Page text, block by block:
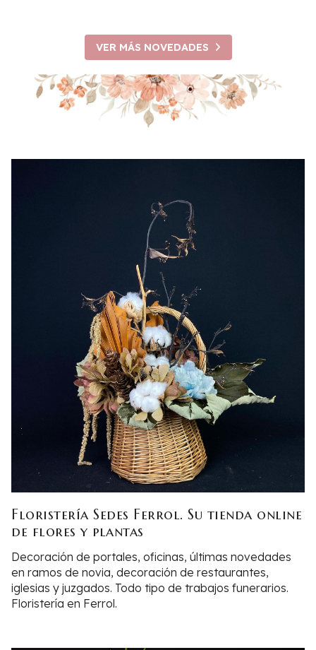
VER MÁS NOVEDADES
Floristería Sedes Ferrol. Su tienda online
de flores y plantas
Decoración de portales, oficinas, últimas novedades
en ramos de novia, decoración de restaurantes,
iglesias y juzgados. Todo tipo de trabajos funerarios.
Floristería en Ferrol.